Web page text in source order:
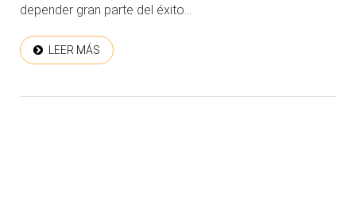
depender gran parte del éxito...
LEER MÁS